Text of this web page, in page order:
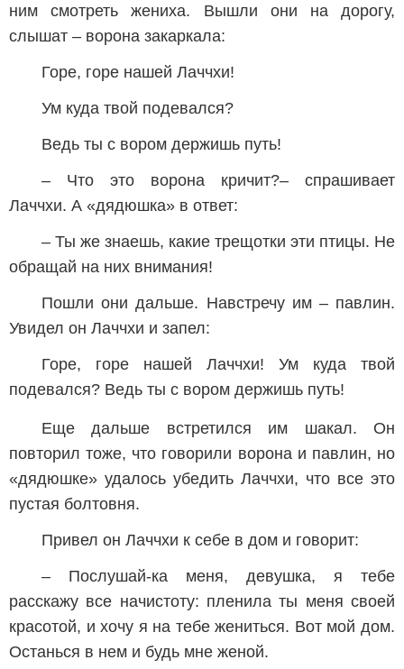
ним смотреть жениха. Вышли они на дорогу,
слышат – ворона закаркала:
Горе, горе нашей Лаччхи!
Ум куда твой подевался?
Ведь ты с вором держишь путь!
– Что это ворона кричит?– спрашивает
Лаччхи. А «дядюшка» в ответ:
– Ты же знаешь, какие трещотки эти птицы. Не
обращай на них внимания!
Пошли они дальше. Навстречу им – павлин.
Увидел он Лаччхи и запел:
Горе, горе нашей Лаччхи! Ум куда твой
подевался? Ведь ты с вором держишь путь!
Еще дальше встретился им шакал. Он
повторил тоже, что говорили ворона и павлин, но
«дядюшке» удалось убедить Лаччхи, что все это
пустая болтовня.
Привел он Лаччхи к себе в дом и говорит:
– Послушай-ка меня, девушка, я тебе
расскажу все начистоту: пленила ты меня своей
красотой, и хочу я на тебе жениться. Вот мой дом.
Останься в нем и будь мне женой.